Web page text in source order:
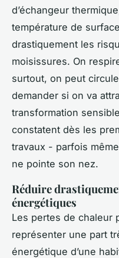
d’échangeur
température de
drastiquement les
moisissures. On
surtout, on peut
demander si on va
transformation
constatent dès les
travaux - parfois
ne pointe son nez.
Réduire
énergétiques
Les pertes de chaleur
représenter une part
énergétique d’une